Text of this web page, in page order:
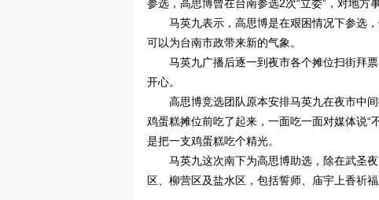
参选，高思博曾在台南参选2次“立委”，对地方
马英九表示，高思博是在艰困情况下参选
可以为台南市政带来新的气象。
马英九广播后逐一到夜市各个摊位扫街拜
开心。
高思博竞选团队原本安排马英九在夜市中
鸡蛋糕摊位前吃了起来，一面吃一面对媒体说“
是把一支鸡蛋糕吃个精光。
马英九这次南下为高思博助选，除在武圣
区、柳营区及盐水区，包括誓师、庙宇上香祈福